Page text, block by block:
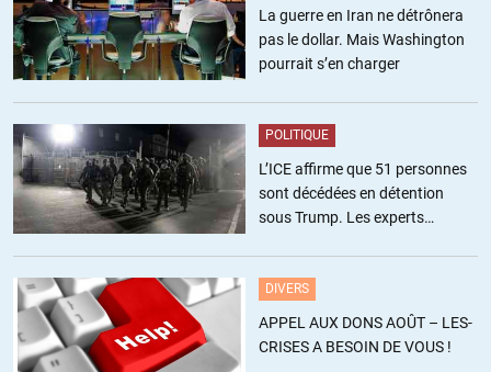
+1
Voyage au centre de la Terre. Jules Vernes
+4
tous les analystes (j’ajoute: de pacotille) se sont trompés.
L’Afghanistan ne sera jamais un pays stable, aucune puissance
extérieure ne le contrôlera jamais et il ne deviendra jamais une
La guerre en Iran ne détrônera
pas le dollar. Mais Washington
pourrait s’en charger
POLITIQUE
L’ICE affirme que 51 personnes
sont décédées en détention
sous Trump. Les experts
DIVERS
APPEL AUX DONS AOÛT – LES-
CRISES A BESOIN DE VOUS !